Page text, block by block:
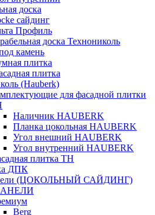
доска
сайдинг
Профиль
доска Технониколь
камень
плитка
плитка
(Hauberk)
для фасадной плитки
Наличник HAUBERK
Планка цокольная HAUBERK
Угол внешний HAUBERK
Угол внутренний HAUBERK
плитка ТН
ДПК
(ЦОКОЛЬНЫЙ САЙДИНГ)
Berg